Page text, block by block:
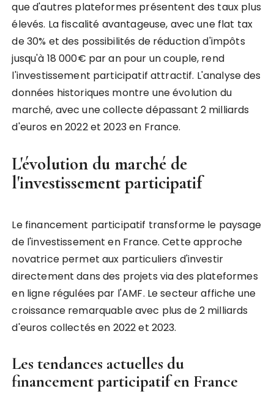
que d'autres plateformes présentent des taux plus
élevés. La fiscalité avantageuse, avec une flat tax
de 30% et des possibilités de réduction d'impôts
jusqu'à 18 000€ par an pour un couple, rend
l'investissement participatif attractif. L'analyse des
données historiques montre une évolution du
marché, avec une collecte dépassant 2 milliards
d'euros en 2022 et 2023 en France.
L'évolution du marché de
l'investissement participatif
Le financement participatif transforme le paysage
de l'investissement en France. Cette approche
novatrice permet aux particuliers d'investir
directement dans des projets via des plateformes
en ligne régulées par l'AMF. Le secteur affiche une
croissance remarquable avec plus de 2 milliards
d'euros collectés en 2022 et 2023.
Les tendances actuelles du
financement participatif en France